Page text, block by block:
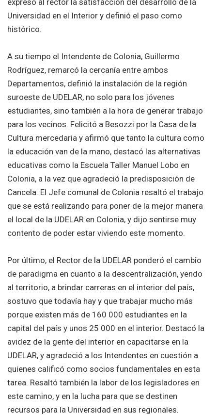
Universidad en el Interior y definió el paso como
histórico.
A su tiempo el Intendente de Colonia, Guillermo
Rodríguez, remarcó la cercanía entre ambos
Departamentos, definió la instalación de la región
suroeste de UDELAR, no solo para los jóvenes
estudiantes, sino también a la hora de generar trabajo
para los vecinos. Felicitó a Besozzi por la Casa de la
Cultura mercedaria y afirmó que tanto la cultura como
la educación van de la mano, destacó las alternativas
educativas como la Escuela Taller Manuel Lobo en
Colonia, a la vez que agradeció la predisposición de
Cancela. El Jefe comunal de Colonia resaltó el trabajo
que se está realizando para poner de la mejor manera
el local de la UDELAR en Colonia, y dijo sentirse muy
contento de poder estar viviendo este momento.
Por último, el Rector de la UDELAR ponderó el cambio
de paradigma en cuanto a la descentralización, yendo
al territorio, a brindar carreras en el interior del país,
sostuvo que todavía hay y que trabajar mucho más
porque existen más de 160 000 estudiantes en la
capital del país y unos 25 000 en el interior. Destacó la
avidez de la gente del interior en capacitarse en la
UDELAR, y agradeció a los Intendentes en cuestión a
quienes calificó como socios fundamentales en esta
tarea. Resaltó también la labor de los legisladores en
este camino, y en la lucha para que se destinen
recursos para la Universidad en sus regionales.